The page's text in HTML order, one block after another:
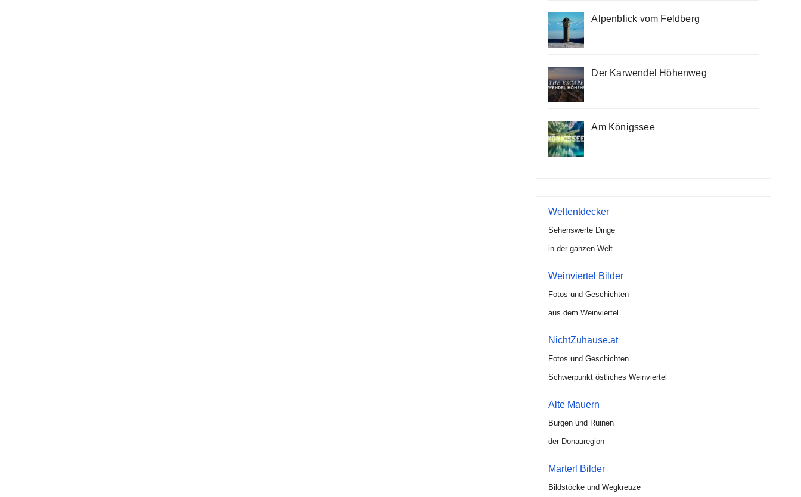
Alpenblick vom Feldberg
Der Karwendel Höhenweg
Am Königssee
Weltentdecker
Sehenswerte Dinge
in der ganzen Welt.
Weinviertel Bilder
Fotos und Geschichten
aus dem Weinviertel.
NichtZuhause.at
Fotos und Geschichten
Schwerpunkt östliches Weinviertel
Alte Mauern
Burgen und Ruinen
der Donauregion
Marterl Bilder
Bildstöcke und Wegkreuze